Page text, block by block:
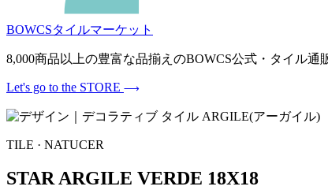
BOWCSタイルマーケット
8,000商品以上の豊富な品揃えのBOWCS公式・タイル
Let's go to the STORE
TILE · NATUCER
STAR ARGILE VERDE 18X18